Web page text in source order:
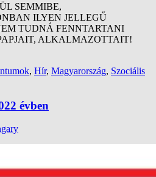
SEMMIBE,
ILYEN JELLEGŰ
TUDNÁ FENNTARTANI
ALKALMAZOTTAIT!
, Hír, Magyarország, Szociális
évben